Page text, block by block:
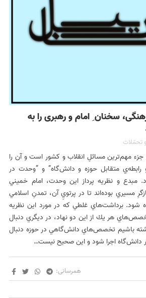
سخنان ِ امام و رهبری را به
تحمّلات
مهم‌ترين مسائلِ انقلاب و كشور است و آن را
متقابل حوزه و دانش‌گاه” و “وحدت در
مبدع و نظريه‌ پرداز اين وحدت، امام خميني
مسيري بوده‌اند تا در پرتويِ آن، تمدنِ اسلامي
شود. برداشت‌هاي غلطي كه در مورد اين نظريه
هر يك از اين دو نهاد، در ديگري دنبال
باشيم تخصص‌هاي دانش‌گاهي در حوزه دنبال
دانش‌گاه اجرا شود و اين صحيح نيست…
همرسانی: